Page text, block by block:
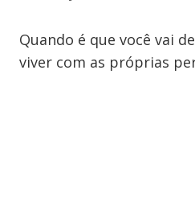
Quando é que você vai
viver com as próprias